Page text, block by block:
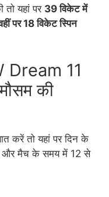
यहां पर 39 विकेट में
पर 18 विकेट स्पिन
Dream 11
की
करें तो यहां पर दिन के
और मैच के समय में 12 से